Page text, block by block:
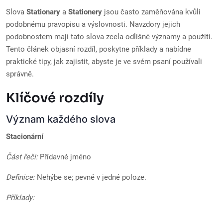
Slova Stationary a Stationery jsou často zaměňována kvůli
podobnému pravopisu a výslovnosti. Navzdory jejich
podobnostem mají tato slova zcela odlišné významy a použití.
Tento článek objasní rozdíl, poskytne příklady a nabídne
praktické tipy, jak zajistit, abyste je ve svém psaní používali
správně.
Klíčové rozdíly
Význam každého slova
Stacionární
Část řeči:Přídavné jméno
Definice:Nehýbe se; pevné v jedné poloze.
Příklady: